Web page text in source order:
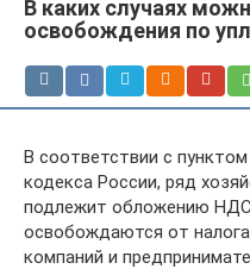
В каких случаях
освобождения по
В соответствии с
кодекса России, ряд
подлежит обложению
освобождаются от
компаний и